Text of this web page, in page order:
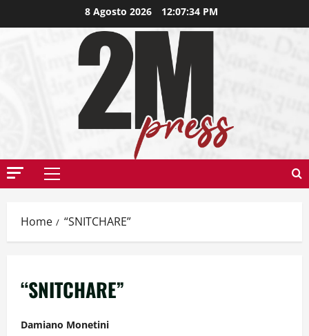
8 Agosto 2026 12:07:35 PM
Home “SNITCHARE”
“SNITCHARE”
Damiano Monetini